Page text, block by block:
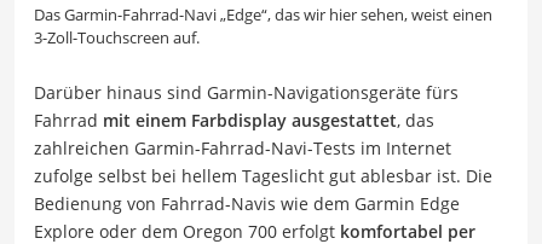
Das Garmin-Fahrrad-Navi „Edge“, das wir hier sehen, weist einen
3-Zoll-Touchscreen auf.
Darüber hinaus sind Garmin-Navigationsgeräte fürs
Fahrrad mit einem Farbdisplay ausgestattet, das
zahlreichen Garmin-Fahrrad-Navi-Tests im Internet
zufolge selbst bei hellem Tageslicht gut ablesbar ist. Die
Bedienung von Fahrrad-Navis wie dem Garmin Edge
Explore oder dem Oregon 700 erfolgt komfortabel per